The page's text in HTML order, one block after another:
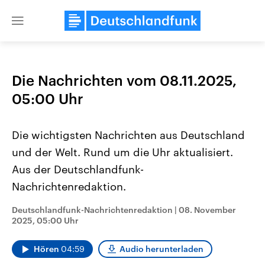
Close
Landtagswahl Sachsen-Anhalt
2026
Alle Informationen
September 2026 einen neuen
Landtag. Seit 2021 wird das
USA
Aktuelle Beiträge,
gehören die Vereinigten
den mächtigsten Ländern
Die Nachrichten vom 08.11.2025,
05:00 Uhr
Die wichtigsten Nachrichten aus Deutschland
und der Welt. Rund um die Uhr aktualisiert.
Aus der Deutschlandfunk-
Nachrichtenredaktion.
Deutschlandfunk-Nachrichtenredaktion | 08. November
2025, 05:00 Uhr
Hören 04:59 Audio herunterladen